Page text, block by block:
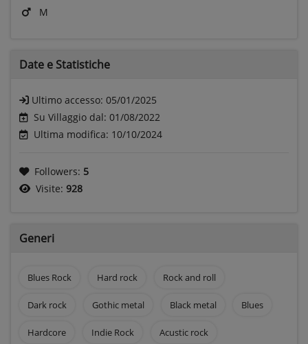
M
Date e Statistiche
Ultimo accesso: 05/01/2025
Su Villaggio dal: 01/08/2022
Ultima modifica: 10/10/2024
Followers: 5
Visite: 928
Generi
Blues Rock Hard rock Rock and roll
Dark rock Gothic metal Black metal Blues
Hardcore Indie Rock Acustic rock